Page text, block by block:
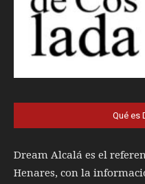
Qué es
Dream Alcalá es el
Henares, con la